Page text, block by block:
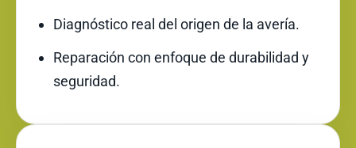
Diagnóstico real del origen de la avería.
Reparación con enfoque de durabilidad y
seguridad.